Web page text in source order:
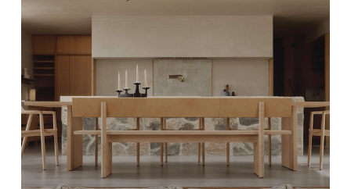
ー
ジ
/
ビ
ュ
ー
ロ